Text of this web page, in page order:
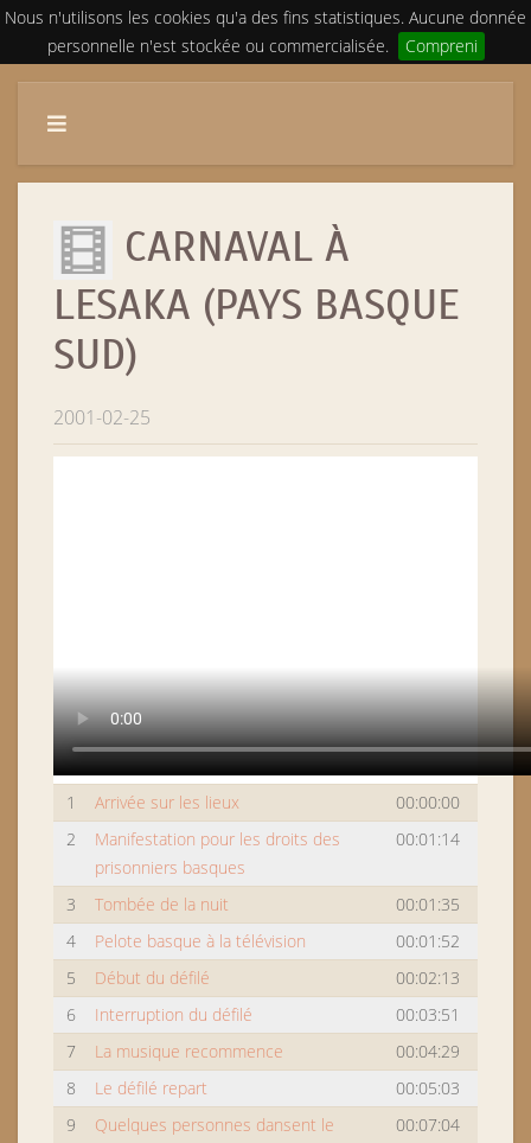
Nous n'utilisons les cookies qu'a des fins statistiques. Aucune donnée
personnelle n'est stockée ou commercialisée.
Compreni
CARNAVAL À
LESAKA (PAYS BASQUE
SUD)
2001-02-25
1 Arrivée sur les lieux
00:00:00
2
Manifestation pour les droits des
prisonniers basques
00:01:14
3 Tombée de la nuit
00:01:35
4
Pelote basque à la télévision
00:01:52
5
Début du défilé
00:02:13
6
Interruption du défilé
00:03:51
7
La musique recommence
00:04:29
8
Le défilé repart
00:05:03
9
Quelques personnes dansent le
00:07:04